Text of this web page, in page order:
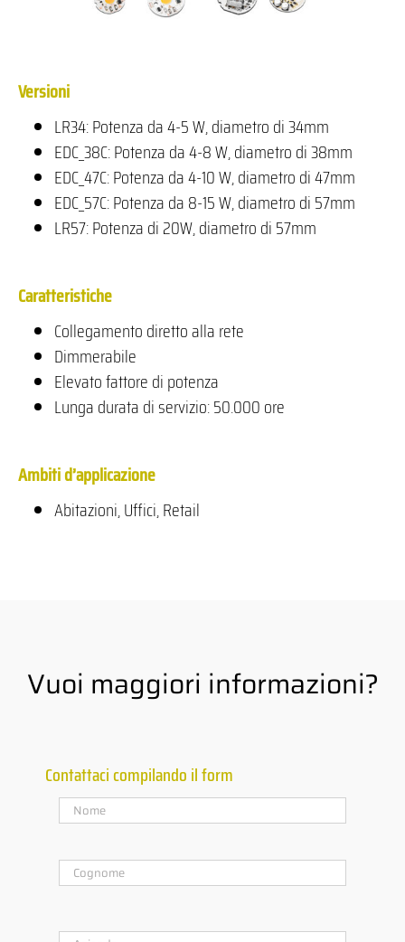
Versioni
LR34: Potenza da 4-5 W, diametro di 34mm
EDC_38C: Potenza da 4-8 W, diametro di 38mm
EDC_47C: Potenza da 4-10 W, diametro di 47mm
EDC_57C: Potenza da 8-15 W, diametro di 57mm
LR57: Potenza di 20W, diametro di 57mm
Caratteristiche
Collegamento diretto alla rete
Dimmerabile
Elevato fattore di potenza
Lunga durata di servizio: 50.000 ore
Ambiti d’applicazione
Abitazioni, Uffici, Retail
Vuoi maggiori informazioni?
Contattaci compilando il form